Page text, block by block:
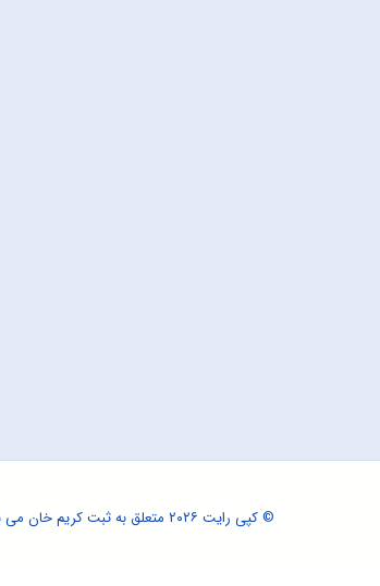
© کپی رایت ۲۰۲۶ متعلق به ثبت کریم خان می باشد.